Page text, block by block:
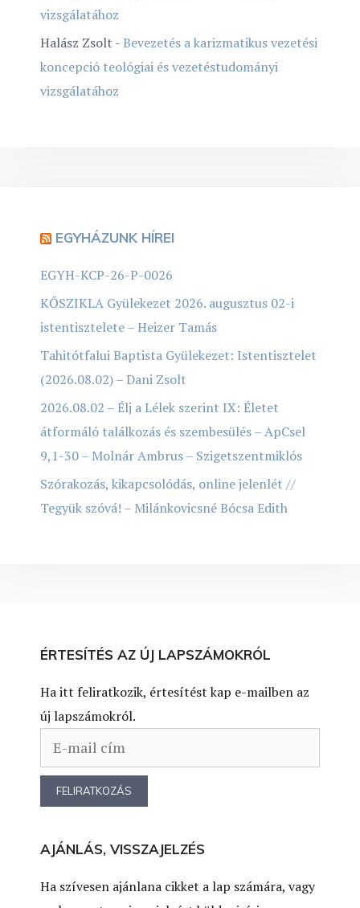
vizsgálatához
Halász Zsolt -Bevezetés a karizmatikus vezetési
koncepció teológiai és vezetéstudományi
vizsgálatához
EGYHÁZUNK HÍREI
EGYH-KCP-26-P-0026
KŐSZIKLA Gyülekezet 2026. augusztus 02-i
istentisztelete – Heizer Tamás
Tahitótfalui Baptista Gyülekezet: Istentisztelet
(2026.08.02) – Dani Zsolt
2026.08.02 – Élj a Lélek szerint IX: Életet
átformáló találkozás és szembesülés – ApCsel
9,1-30 – Molnár Ambrus – Szigetszentmiklós
Szórakozás, kikapcsolódás, online jelenlét //
Tegyük szóvá! – Milánkovicsné Bócsa Edith
ÉRTESÍTÉS AZ ÚJ LAPSZÁMOKRÓL
Ha itt feliratkozik, értesítést kap e-mailben az
új lapszámokról.
AJÁNLÁS, VISSZAJELZÉS
Ha szívesen ajánlana cikket a lap számára, vagy